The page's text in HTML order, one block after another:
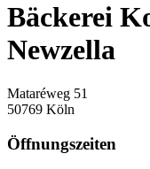
Bäckerei
Newzella
Mataréweg 51
50769 Köln
Öffnungszeiten